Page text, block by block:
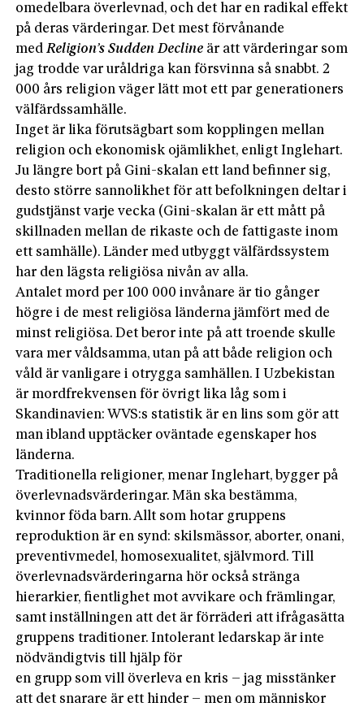
omedelbara överlevnad, och det har en radikal effekt
på deras värderingar. Det mest förvånande
medReligion’s Sudden Decline är att värderingar som
jag trodde var uråldriga kan försvinna så snabbt. 2
000 års religion väger lätt mot ett par generationers
välfärdssamhälle.
Inget är lika förutsägbart som kopplingen mellan
religion och ekonomisk ojämlikhet, enligt Inglehart.
Ju längre bort på Gini-skalan ett land befinner sig,
desto större sannolikhet för att befolkningen deltar i
gudstjänst varje vecka (Gini-skalan är ett mått på
skillnaden mellan de rikaste och de fattigaste inom
ett samhälle). Länder med utbyggt välfärdssystem
har den lägsta religiösa nivån av alla.
Antalet mord per 100 000 invånare är tio gånger
högre i de mest religiösa länderna jämfört med de
minst religiösa. Det beror inte på att troende skulle
vara mer våldsamma, utan på att både religion och
våld är vanligare i otrygga samhällen. I Uzbekistan
är mordfrekvensen för övrigt lika låg som i
Skandinavien: WVS:s statistik är en lins som gör att
man ibland upptäcker oväntade egenskaper hos
länderna.
Traditionella religioner, menar Inglehart, bygger på
överlevnadsvärderingar. Män ska bestämma,
kvinnor föda barn. Allt som hotar gruppens
reproduktion är en synd: skilsmässor, aborter, onani,
preventivmedel, homosexualitet, självmord. Till
överlevnadsvärderingarna hör också stränga
hierarkier, fientlighet mot avvikare och främlingar,
samt inställningen att det är förräderi att ifrågasätta
gruppens traditioner. Intolerant ledarskap är inte
nödvändigtvis till hjälp för
en grupp som vill överleva en kris – jag misstänker
att det snarare är ett hinder – men om människor